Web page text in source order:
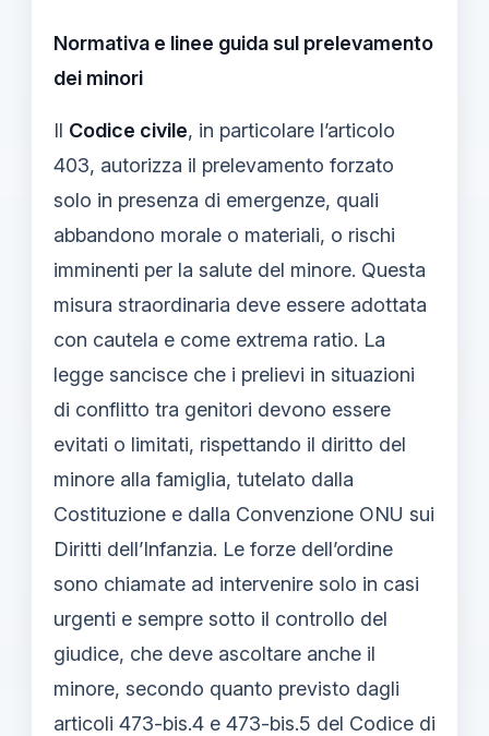
Normativa e linee guida sul prelevamento
dei minori
Il Codice civile, in particolare l’articolo
403, autorizza il prelevamento forzato
solo in presenza di emergenze, quali
abbandono morale o materiali, o rischi
imminenti per la salute del minore. Questa
misura straordinaria deve essere adottata
con cautela e come extrema ratio. La
legge sancisce che i prelievi in situazioni
di conflitto tra genitori devono essere
evitati o limitati, rispettando il diritto del
minore alla famiglia, tutelato dalla
Costituzione e dalla Convenzione ONU sui
Diritti dell’Infanzia. Le forze dell’ordine
sono chiamate ad intervenire solo in casi
urgenti e sempre sotto il controllo del
giudice, che deve ascoltare anche il
minore, secondo quanto previsto dagli
articoli 473-bis.4 e 473-bis.5 del Codice di